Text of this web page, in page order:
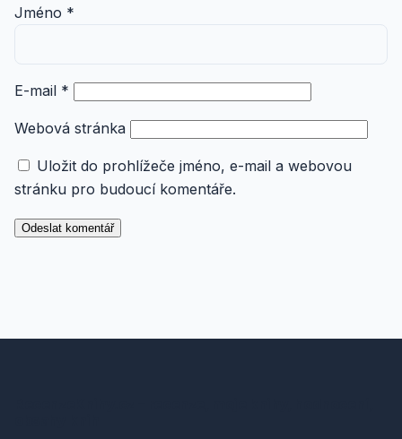
Jméno *
E-mail *
Webová stránka
Uložit do prohlížeče jméno, e-mail a webovou
stránku pro budoucí komentáře.